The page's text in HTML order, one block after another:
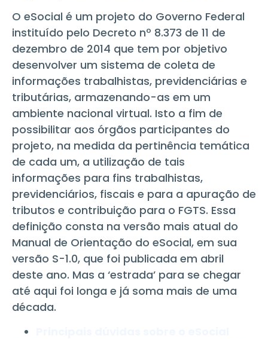
O eSocial é um projeto do Governo Federal
instituído pelo Decreto nº 8.373 de 11 de
dezembro de 2014 que tem por objetivo
desenvolver um sistema de coleta de
informações trabalhistas, previdenciárias e
tributárias, armazenando-as em um
ambiente nacional virtual. Isto a fim de
possibilitar aos órgãos participantes do
projeto, na medida da pertinência temática
de cada um, a utilização de tais
informações para fins trabalhistas,
previdenciários, fiscais e para a apuração de
tributos e contribuição para o FGTS. Essa
definição consta na versão mais atual do
Manual de Orientação do eSocial, em sua
versão S-1.0, que foi publicada em abril
deste ano. Mas a ‘estrada’ para se chegar
até aqui foi longa e já soma mais de uma
década.